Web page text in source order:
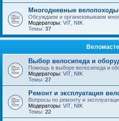
Многодневные велопоходы
Обсуждаем и организовываем
Модераторы: ViT NIK
Темы: 37
Выбор велосипеда и
Помощь в выборе велосипеда и
Модераторы: ViT NIK
Темы: 27
Ремонт и эксплуатация
Вопросы по ремонту и
Модераторы: ViT NIK
Темы: 22